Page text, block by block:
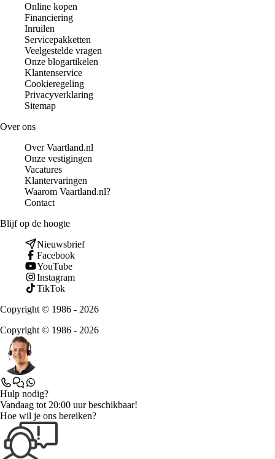
Online kopen
Financiering
Inruilen
Servicepakketten
Veelgestelde vragen
Onze blogartikelen
Klantenservice
Cookieregeling
Privacyverklaring
Sitemap
Over ons
Over Vaartland.nl
Onze vestigingen
Vacatures
Klantervaringen
Waarom Vaartland.nl?
Contact
Blijf op de hoogte
Nieuwsbrief
Facebook
YouTube
Instagram
TikTok
Copyright © 1986 - 2026
Copyright © 1986 - 2026
Hulp nodig?
Vandaag tot 20:00 uur beschikbaar!
Hoe wil je ons bereiken?